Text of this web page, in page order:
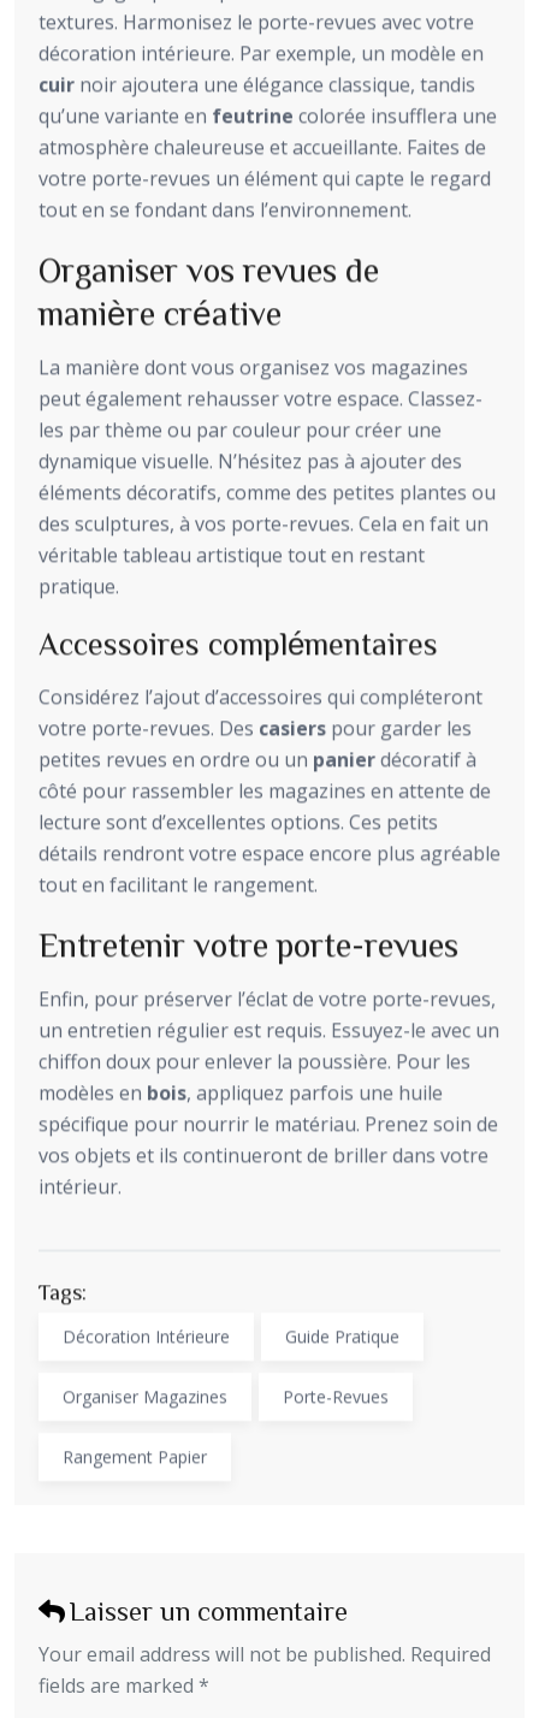
textures. Harmonisez le porte-revues avec votre
décoration intérieure. Par exemple, un modèle en
cuir noir ajoutera une élégance classique, tandis
qu’une variante en feutrine colorée insufflera une
atmosphère chaleureuse et accueillante. Faites de
votre porte-revues un élément qui capte le regard
tout en se fondant dans l’environnement.
Organiser vos revues de
manière créative
La manière dont vous organisez vos magazines
peut également rehausser votre espace. Classez-
les par thème ou par couleur pour créer une
dynamique visuelle. N’hésitez pas à ajouter des
éléments décoratifs, comme des petites plantes ou
des sculptures, à vos porte-revues. Cela en fait un
véritable tableau artistique tout en restant
pratique.
Accessoires complémentaires
Considérez l’ajout d’accessoires qui compléteront
votre porte-revues. Des casiers pour garder les
petites revues en ordre ou un panierdécoratif à
côté pour rassembler les magazines en attente de
lecture sont d’excellentes options. Ces petits
détails rendront votre espace encore plus agréable
tout en facilitant le rangement.
Entretenir votre porte-revues
Enfin, pour préserver l’éclat de votre porte-revues,
un entretien régulier est requis. Essuyez-le avec un
chiffon doux pour enlever la poussière. Pour les
modèles en bois, appliquez parfois une huile
spécifique pour nourrir le matériau. Prenez soin de
vos objets et ils continueront de briller dans votre
intérieur.
Tags:
Décoration Intérieure Guide Pratique
Organiser Magazines Porte-Revues
Rangement Papier
Laisser un commentaire
Your email address will not be published. Required
fields are marked *